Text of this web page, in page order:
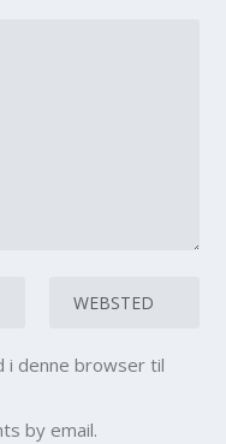
i denne browser til
by email.